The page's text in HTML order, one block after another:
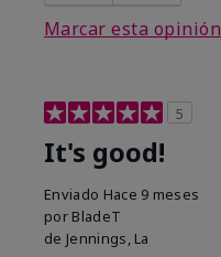
Marcar esta opinión
5
It's good!
Enviado Hace 9 meses
por BladeT
de Jennings, La